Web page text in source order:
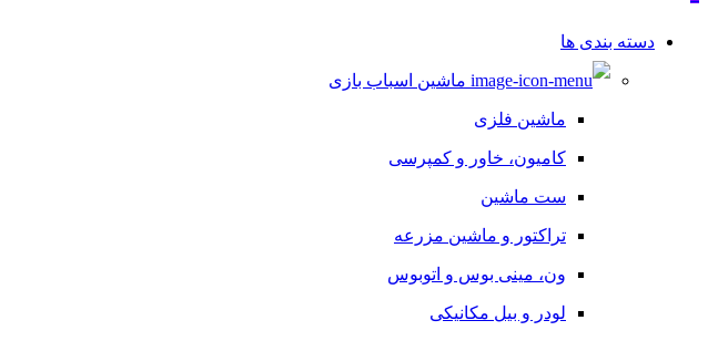
دسته بندی ها
ماشین اسباب بازی
ماشین فلزی
کامیون، خاور و کمپرسی
ست ماشین
تراکتور و ماشین مزرعه
ون، مینی بوس و اتوبوس
لودر و بیل مکانیکی